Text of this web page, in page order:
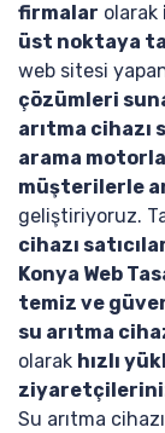
firmalar olarak
üst noktaya
web sitesi
çözümleri
arıtma cihazı
arama
müşterilerle
geliştiriyoruz.
cihazı
Konya Web
temiz ve
su arıtma
olarak hızlı
Su arıtma